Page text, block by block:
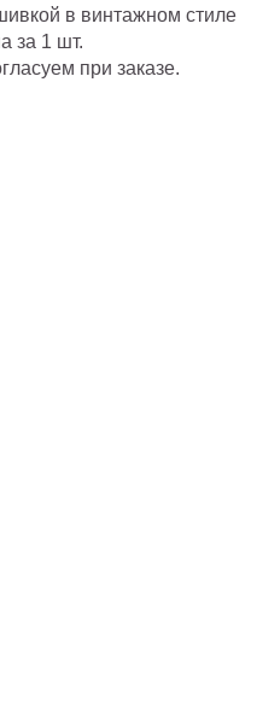
в винтажном стиле
за 1 шт.
при заказе.